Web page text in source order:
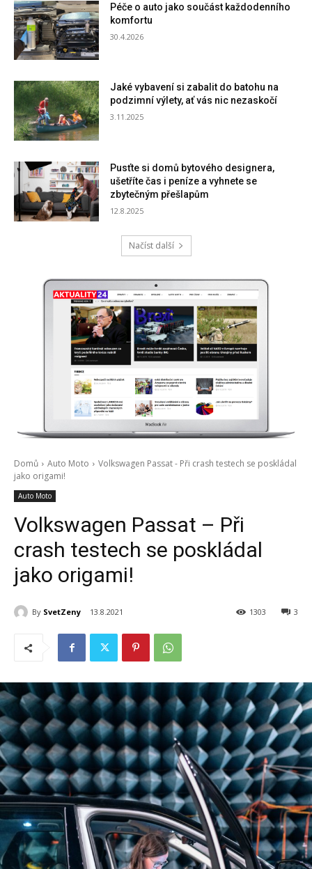
Péče o auto jako součást každodenního
komfortu
30.4.2026
Jaké vybavení si zabalit do batohu na
podzimní výlety, ať vás nic nezaskočí
3.11.2025
Pusťte si domů bytového designera,
ušetříte čas i peníze a vyhnete se
zbytečným přešlapům
12.8.2025
Načíst další